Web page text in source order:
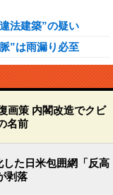
法建築”の疑い
”は雨漏り必至
画策 内閣改造でクビ
名前
した日米包囲網「反高
剥落